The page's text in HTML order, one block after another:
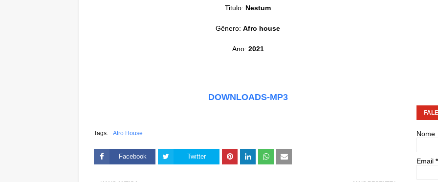
Titulo: Nestum
Gênero: Afro house
Ano: 2021
DOWNLOADS-MP3
Tags: Afro House
Facebook Twitter
Nome
Email *